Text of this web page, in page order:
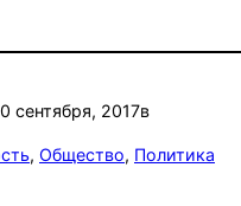
сентября, 2017в
, Общество, Политика